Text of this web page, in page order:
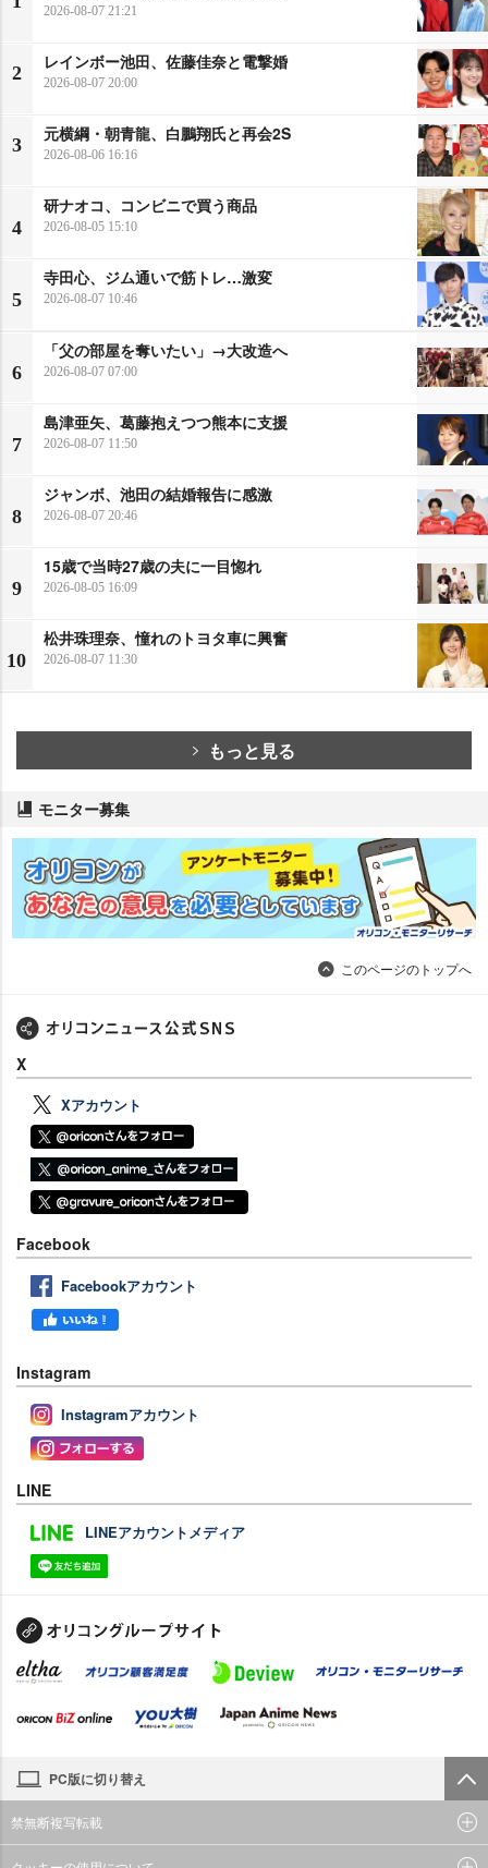
2026-08-07 21:21
2
レインボー池田、佐藤佳奈と電撃婚
2026-08-07 20:00
3
元横綱・朝青龍、白鵬翔氏と再会2S
2026-08-06 16:16
4
研ナオコ、コンビニで買う商品
2026-08-05 15:10
5
寺田心、ジム通いで筋トレ…激変
2026-08-07 10:46
6
「父の部屋を奪いたい」→大改造へ
2026-08-07 07:00
7
島津亜矢、葛藤抱えつつ熊本に支援
2026-08-07 11:50
8
ジャンボ、池田の結婚報告に感激
2026-08-07 20:46
9
15歳で当時27歳の夫に一目惚れ
2026-08-05 16:09
10
松井珠理奈、憧れのトヨタ車に興奮
2026-08-07 11:30
もっと見る
モニター募集
このページのトップへ
X
Xアカウント
Facebook
Facebookアカウント
Instagram
Instagramアカウント
LINE
LINEアカウントメディア
PC版に切り替え
禁無断複写転載